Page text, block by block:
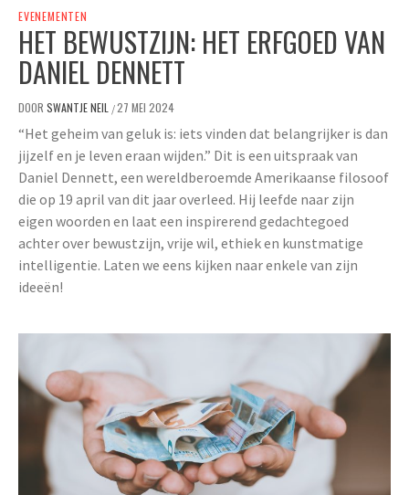
EVENEMENTEN
HET BEWUSTZIJN: HET ERFGOED VAN
DANIEL DENNETT
DOOR SWANTJE NEIL /27 MEI 2024
“Het geheim van geluk is: iets vinden dat belangrijker is dan
jijzelf en je leven eraan wijden.” Dit is een uitspraak van
Daniel Dennett, een wereldberoemde Amerikaanse filosoof
die op 19 april van dit jaar overleed. Hij leefde naar zijn
eigen woorden en laat een inspirerend gedachtegoed
achter over bewustzijn, vrije wil, ethiek en kunstmatige
intelligentie. Laten we eens kijken naar enkele van zijn
ideeën!